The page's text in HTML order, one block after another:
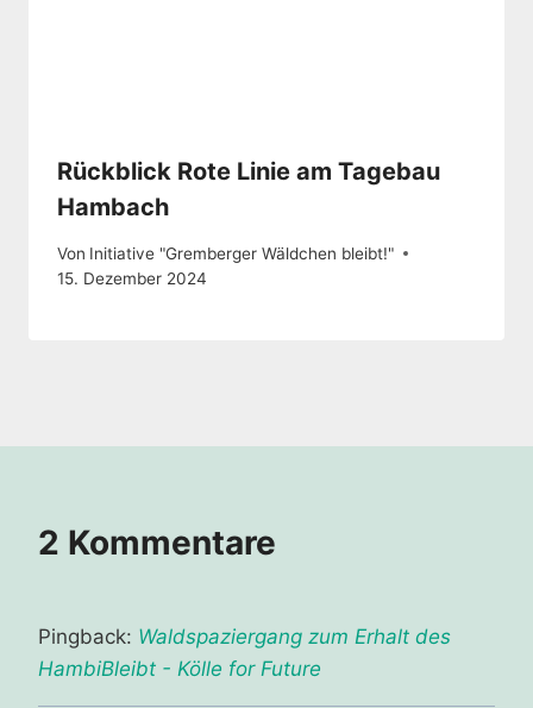
Rückblick Rote Linie am Tagebau
Hambach
Von Initiative "Gremberger Wäldchen bleibt!"
15. Dezember 2024
2 Kommentare
Pingback: Waldspaziergang zum Erhalt des
HambiBleibt - Kölle for Future